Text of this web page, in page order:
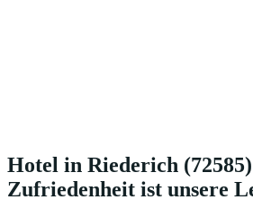
Hotel in Riederich
Zufriedenheit ist unsere